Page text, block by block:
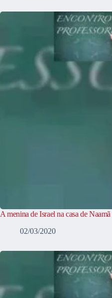
A menina de Israel na casa de
02/03/2020